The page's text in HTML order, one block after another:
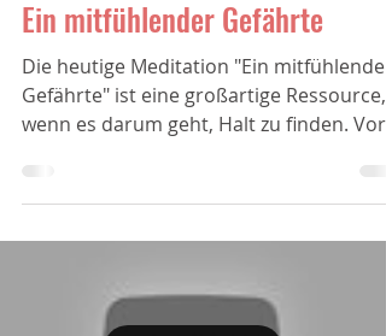
Ein mitfühlender Gefährte
Die heutige Meditation "Ein mitfühlender
Gefährte" ist eine großartige Ressource,
wenn es darum geht, Halt zu finden. Vor